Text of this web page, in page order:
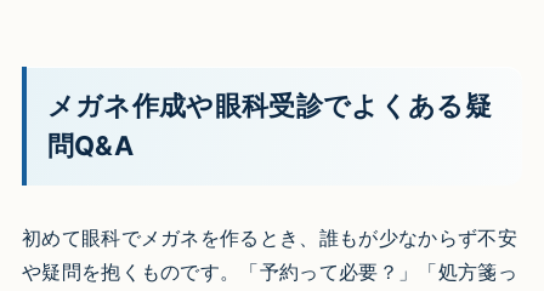
メガネ作成や眼科受診でよくある疑
問Q&A
初めて眼科でメガネを作るとき、誰もが少なからず不安
や疑問を抱くものです。「予約って必要？」「処方箋っ